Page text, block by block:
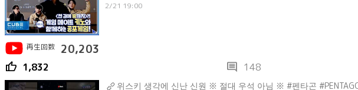
2/21 19:00
再生回数 20,203
thumb_up 1,832 comment 148
위스키 생각에 신난 신원 ※ 절대 우석 아님 ※ #펜타곤